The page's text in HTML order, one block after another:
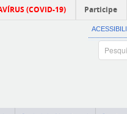
(COVID-19) Participe